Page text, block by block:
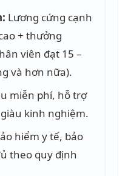
Lương cứng cạnh
+ thưởng
viên đạt 15 –
và hơn nữa).
miễn phí, hỗ trợ
kinh nghiệm.
hiểm y tế, bảo
theo quy định